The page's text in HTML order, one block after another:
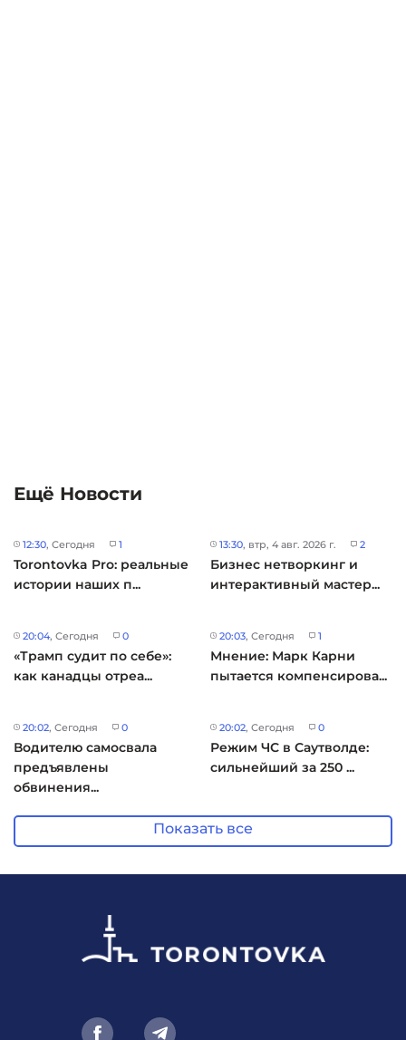
Ещё Новости
12:30, Сегодня 1
Torontovka Pro: реальные
истории наших п...
13:30, втр, 4 авг. 2026 г. 2
Бизнес нетворкинг и
интерактивный мастер...
20:04, Сегодня 0
«Трамп судит по себе»:
как канадцы отреа...
20:03, Сегодня 1
Мнение: Марк Карни
пытается компенсирова...
20:02, Сегодня 0
Водителю самосвала
предъявлены
обвинения...
20:02, Сегодня 0
Режим ЧС в Саутволде:
сильнейший за 250 ...
Показать все